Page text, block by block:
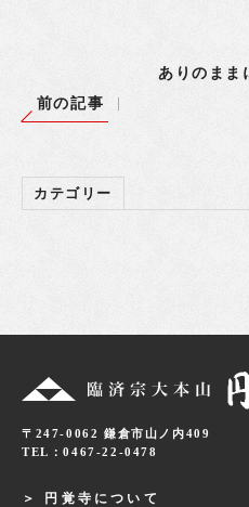
ありのまま
前の記事
カテゴリー
〒247-0062 鎌倉市山ノ内409
TEL：0467-22-0478
円覚寺について